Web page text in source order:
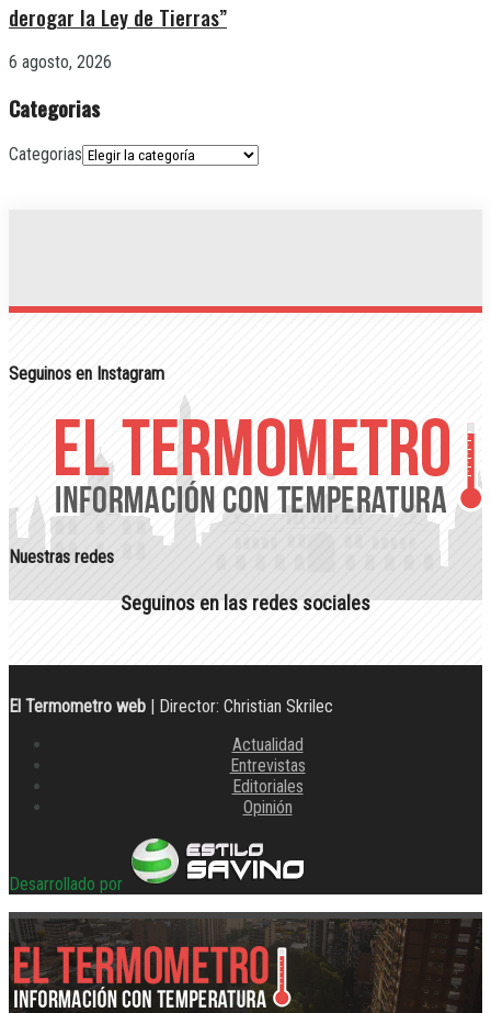
derogar la Ley de Tierras”
6 agosto, 2026
Categorias
Categorias
Seguinos en Instagram
Nuestras redes
Seguinos en las redes sociales
El Termometro web | Director: Christian Skrilec
Actualidad
Entrevistas
Editoriales
Opinión
Desarrollado por